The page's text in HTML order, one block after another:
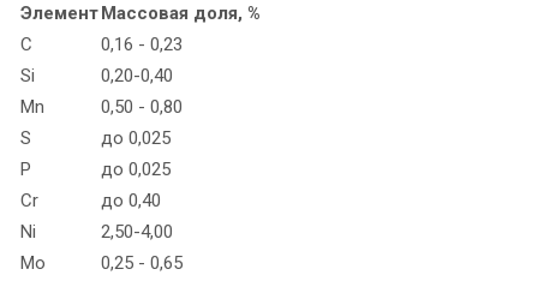
ЭлементМассовая доля, %
C
0,16 - 0,23
Si
0,20-0,40
Mn
0,50 - 0,80
S
до 0,025
P
до 0,025
Cr
до 0,40
Ni
2,50-4,00
Mo
0,25 - 0,65